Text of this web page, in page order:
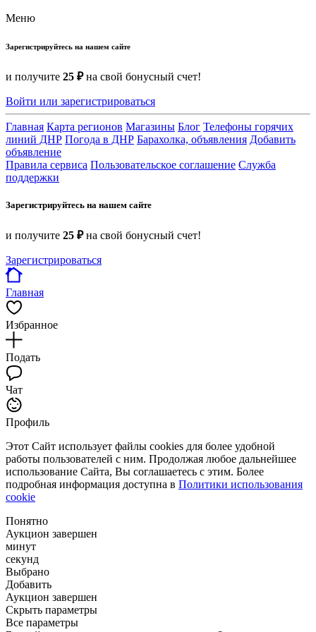
Меню
Зарегистрируйтесь на нашем сайте
и получите 25 ₽на свой бонусный счет!
Войти или зарегистрироваться
Главная Карта регионов Магазины Блог Телефоны горячих
линий ДНР Погода в ДНР Барахолка, объявления Добавить
объявление
Правила сервиса Пользовательское соглашение Служба
поддержки
Зарегистрируйтесь на нашем сайте
и получите 25 ₽на свой бонусный счет!
Зарегистрироваться
Главная
Избранное
Подать
Чат
Профиль
Этот Сайт использует файлы cookies для более удобной
работы пользователей с ним. Продолжая любое дальнейшее
использование Сайта, Вы соглашаетесь с этим. Более
подробная информация доступна в Политики использования
cookie
Понятно
Аукцион завершен
минут
секунд
Выбрано
Добавить
Аукцион завершен
Скрыть параметры
Все параметры